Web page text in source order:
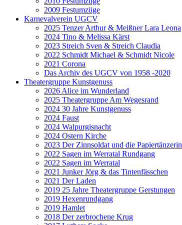
2009 Festumzüge
Karnevalverein UGCV
2025 Tenzer Arthur & Meißner Lara Leona
2024 Tino & Melissa Kärst
2023 Streich Sven & Streich Claudia
2022 Schmidt Michael & Schmidt Nicole
2021 Corona
Das Archiv des UGCV von 1958 -2020
Theatergruppe Kunstgenuss
2026 Alice im Wunderland
2025 Theatergruppe Am Wegesrand
2024 30 Jahre Kunstgenuss
2024 Faust
2024 Walpurgisnacht
2024 Ostern Kirche
2023 Der Zinnsoldat und die Papiertänzerin
2022 Sagen im Werratal Rundgang
2022 Sagen im Werratal
2021 Junker Jörg & das Tintenfässchen
2021 Der Laden
2019 25 Jahre Theatergruppe Gerstungen
2019 Hexenrundgang
2019 Hamlet
2018 Der zerbrochene Krug